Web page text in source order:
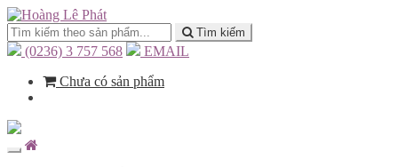
Tìm kiếm
(0236) 3 757 568
EMAIL
Chưa có sản phẩm